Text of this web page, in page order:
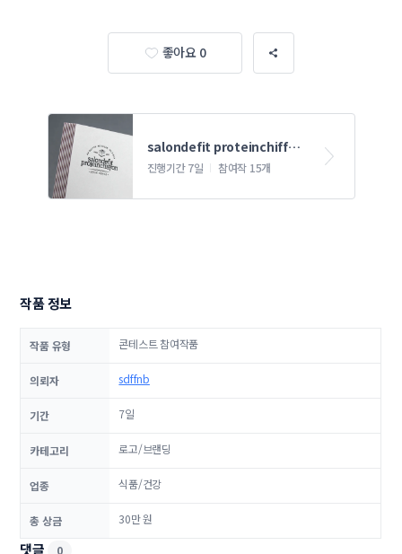
좋아요 0
salondefit proteinchiffon
로고 디자인 의뢰
진행기간 7일 참여작 15개
작품 정보
작품 유형 콘테스트 참여작품
의뢰자 sdffnb
기간 7일
카테고리 로고/브랜딩
업종 식품/건강
총 상금 30만 원
댓글 0